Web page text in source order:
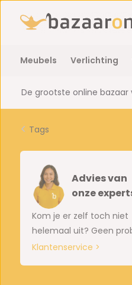
Meubels Verlichting
De grootste online bazaar
Tags
Advies van
onze
Kom je er zelf toch niet
helemaal uit? Geen
Klantenservice >